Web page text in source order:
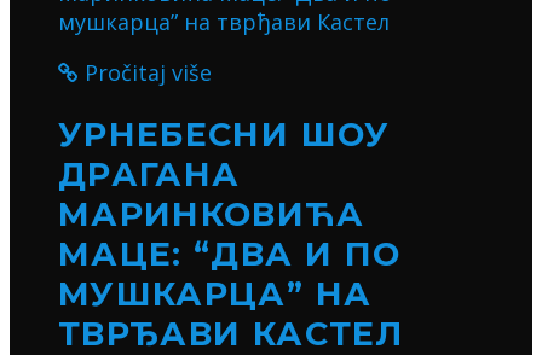
Pročitaj više
УРНЕБЕСНИ ШОУ
ДРАГАНА
МАРИНКОВИЋА
МАЦЕ: “ДВА И ПО
МУШКАРЦА” НА
ТВРЂАВИ КАСТЕЛ